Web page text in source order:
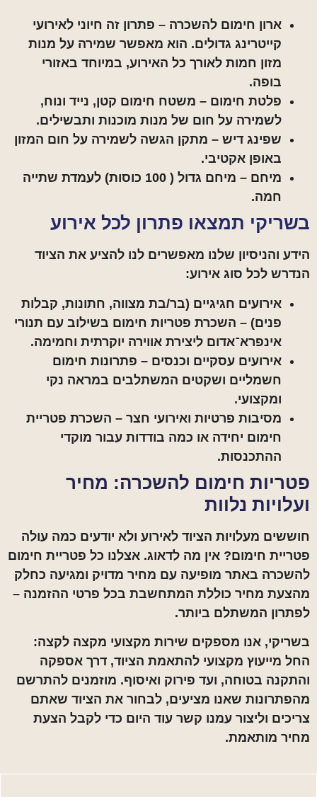
ארון חימום להשכרה – פתרון זה חיוני לאירועי
קייטרינג גדולים. הוא מאפשר שמירה על מנות
מזון חמות לאורך כל האירוע, במיוחד באזורי
בופה.
פלטת חימום – משטח חימום קטן, נייד ונוח,
לשמירה על חום של מנות מוכנות ותבשילים.
שפינג דיש – מתקן הגשה לשמירה על חום המזון
באופן אקטיבי.
מיחם –
מיחם גדול ( 100 כוסות) לעמדת שתייה
חמה.
בשריקי תמצאו פתרון לכל אירוע
הידע והניסיון שלנו מאפשרים לנו להציע את הציוד
הנדרש לכל סוג אירוע:
אירועים חגיגיים (בר/בת מצווה, חתונות, קבלות
פנים) – השכרת פטריות חימום בשילוב עם תנורי
אינפרא־אדום ליצירת אווירה יוקרתית וחמימה.
אירועים עסקיים וכנסים – פתרונות חימום
חשמליים ושקטים המשתלבים במראה נקי
ומקצועי.
מסיבות פרטיות ואירועי חצר – השכרת פטריית
חימום יחידה או כמה בודדות עבור מוקדי
ההתכנסות.
פטריות חימום להשכרה: מחיר
ועלויות נלוות
חוששים מעלויות הציוד לאירוע ולא יודעים כמה עולה
פטריית חימום? אין מה לדאוג. אצלנו כל פטריית חימום
להשכרה באתר מופיעה עם מחיר מדויק ומגיעה כחלק
מהצעת מחיר כוללת המתחשבת בכל פרטי ההזמנה –
לפתרון המשתלם ביותר.
בשריקי, אנו מספקים שירות מקצועי מקצה לקצה:
החל מייעוץ מקצועי להתאמת הציוד, דרך אספקה
והתקנה בטוחה, ועד פירוק ואיסוף. מוזמנים להתרשם
מהפתרונות שאנו מציעים, לבחור את הציוד שאתם
צריכים וליצור עמנו קשר עוד היום כדי לקבל הצעת
מחיר מותאמת.